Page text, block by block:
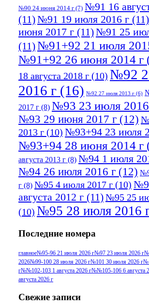
№90 24 июня 2014 г (7) №91 16
(11)№91 19 июля 2016 г (11)
июня 2017 г (11)№91 25
(11)№91+92 21 июля
№91+92 26 июня 2014 г
18 августа 2018 г (10) №92
2016 г (16) №92 27 июля 2013 г (6)
2017 г (8) №93 23 июля
№93 29 июня 2017 г (12)
2013 г (10) №93+94 23 июля
№93+94 28 июня 2014 г
августа 2013 г (8) №94 1 июля
№94 26 июля 2016 г (12)
г (8) №95 4 июля 2017 г (10)
августа 2012 г (11)№95 25
(10) №95 28 июля 2016
июля 2017 г(11)№96 9
г(13) №96 28 июля 2015 г(9)
июля 2014 г(10)№96+97
2016 г(13)
июля 2017 г
Последние номера
главное№95-96 21 июля 2026 г№97 23 июля 2026 г
2026№99-100 28 июля 2026 г№101 30 июля 2026 г
г№№102-103 1 августа 2026 г№№105-106 6 августа
августа 2026 г
Свежие записи